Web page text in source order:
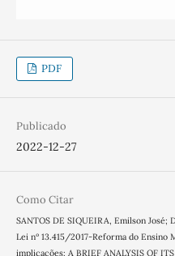
PDF
Publicado
2022-12-27
Como Citar
SANTOS DE SIQUEIRA, Emilson José;
Lei nº 13.415/2017-Reforma do Ensino
implicações: A BRIEF ANALYSIS OF